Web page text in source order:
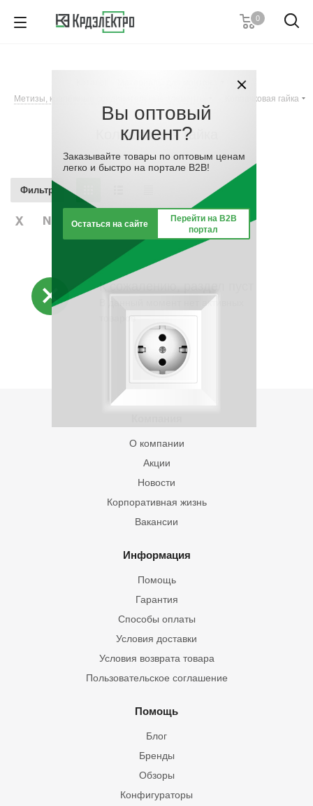
0
Метизы, крепёжные соединительные элементы
Колпачковая гайка
Колпачковая гайка
Фильтр
К сожалению, раздел пуст
В данный момент нет активных
товаров
О компании
Акции
Новости
Корпоративная жизнь
Вакансии
Информация
Помощь
Гарантия
Способы оплаты
Условия доставки
Условия возврата товара
Пользовательское соглашение
Помощь
Блог
Бренды
Обзоры
Конфигураторы
Вы оптовый
клиент?
Заказывайте товары по оптовым ценам
легко и быстро на портале B2B!
Остаться на сайте
Перейти на B2B
портал